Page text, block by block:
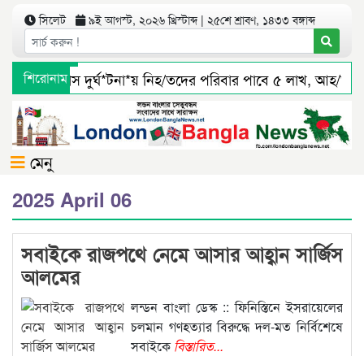
সিলেট ৯ই আগস্ট, ২০২৬ খ্রিস্টাব্দ | ২৫শে শ্রাবণ, ১৪৩৩ বঙ্গাব্দ
শিরোনাম
সিলেটে বাস দুর্ঘ*টনা*য় নিহ/তদের পরিবার পাবে ৫ লাখ, আহ/
জৈন্তাপুর সারী ৩ বালু মহালে অবৈধ ভাবে বালু উত্তোলনের সত্যতা
মেনু
2025 April 06
সবাইকে রাজপথে নেমে আসার আহ্বান সার্জিস
আলমের
লন্ডন বাংলা ডেস্ক :: ফিনিস্তিনে ইসরায়েলের
চলমান গণহত্যার বিরুদ্ধে দল-মত নির্বিশেষে
সবাইকেবিস্তারিত...